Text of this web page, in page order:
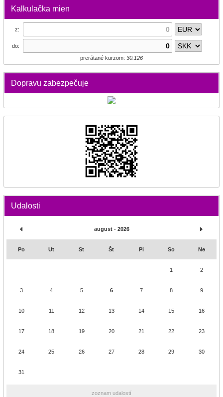
Kalkulačka mien
z:
do:
prerátané kurzom: 30.126
Dopravu zabezpečuje
Udalosti
august - 2026
Po Ut St Št Pi So Ne
1 2
3 4 5 6 7 8 9
10 11 12 13 14 15 16
17 18 19 20 21 22 23
24 25 26 27 28 29 30
31
zoznam udalostí